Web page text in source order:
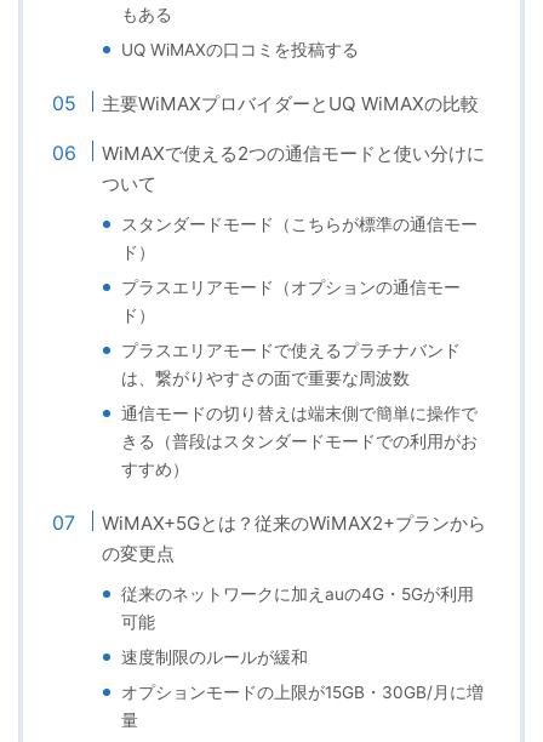
もある
UQ WiMAXの口コミを投稿する
主要WiMAXプロバイダーとUQ WiMAXの比較
WiMAXで使える2つの通信モードと使い分けに
ついて
スタンダードモード（こちらが標準の通信モー
ド）
プラスエリアモード（オプションの通信モー
ド）
プラスエリアモードで使えるプラチナバンド
は、繋がりやすさの面で重要な周波数
通信モードの切り替えは端末側で簡単に操作で
きる（普段はスタンダードモードでの利用がお
すすめ）
WiMAX+5Gとは？従来のWiMAX2+プランから
の変更点
従来のネットワークに加えauの4G・5Gが利用
可能
速度制限のルールが緩和
オプションモードの上限が15GB・30GB/月に増
量